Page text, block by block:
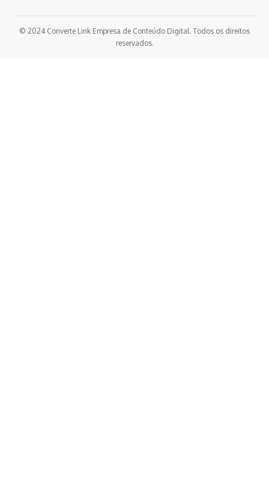
© 2024 Converte Link Empresa de Conteúdo Digital. Todos os direitos
reservados.